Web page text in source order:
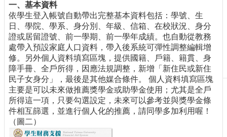
出
版
刊
物
校
務
服
務
專
題
報
一、基本資料
依學生登入帳號自動帶出完整基本資料包括：學號、生
日、學院、學系、身分別、年級、信箱、在校狀況、身分
證或居留證號、前一學期、前一學年成績。也自動從教務
處帶入預設家庭人口資料，帶入後系統可彈性調整編輯增
修。另外個人資料填寫區塊，提供國籍、戶籍、籍貫、身
障手冊、全戶所得，因應法規調整，新增「新住民或新住
民子女身分」，最後是其他媒合條件。 個人資料填寫區塊
主要是可以未來做推薦獎學金或助學金使用；尤其是全戶
所得這一項，只要勾選設定，未來可以參考並與獎學金條
件相互篩選，並進行個人化的推薦，請同學多加利用喔！
（圖二）